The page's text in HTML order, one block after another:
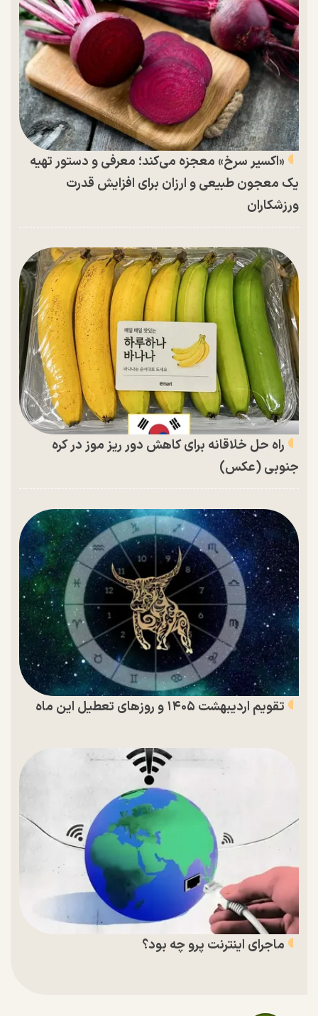
«اکسیر سرخ» معجزه می‌کند؛ معرفی و دستور تهیه
یک معجون طبیعی و ارزان برای افزایش قدرت
ورزشکاران
راه حل خلاقانه برای کاهش دور ریز موز در کره
جنوبی (عکس)
تقویم اردیبهشت ۱۴۰۵ و روز‌های تعطیل این ماه
ماجرای اینترنت پرو چه بود؟